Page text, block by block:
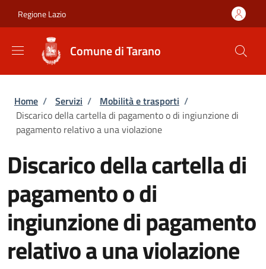
Regione Lazio
Comune di Tarano
Briciole di pane
Home / Servizi / Mobilità e trasporti /
Discarico della cartella di pagamento o di ingiunzione di
pagamento relativo a una violazione
Discarico della cartella di
pagamento o di
ingiunzione di pagamento
relativo a una violazione